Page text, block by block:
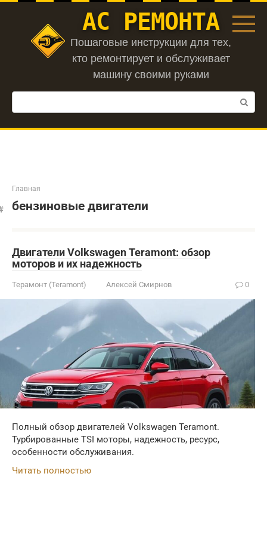
Перейти
АС РЕМОНТА
Пошаговые инструкции для тех,
кто ремонтирует и обслуживает
машину своими руками
Поиск:
Главная
бензиновые двигатели
Двигатели Volkswagen Teramont: обзор
моторов и их надежность
Терамонт (Teramont) Алексей Смирнов 0
Полный обзор двигателей Volkswagen Teramont.
Турбированные TSI моторы, надежность, ресурс,
особенности обслуживания.
Читать полностью